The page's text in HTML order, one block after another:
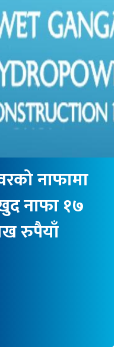
नाफामा
नाफा १७
रुपैयाँ